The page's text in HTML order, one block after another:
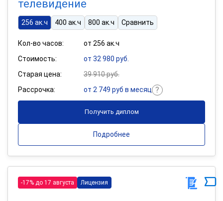
телевидение
256 ак.ч 400 ак.ч 800 ак.ч Сравнить
Кол-во часов:
от 256 ак.ч
Стоимость:
от 32 980 руб.
Старая цена:
39 910 руб.
Рассрочка:
от 2 749 руб в месяц
Получить диплом
Подробнее
-17% до 17 августа Лицензия